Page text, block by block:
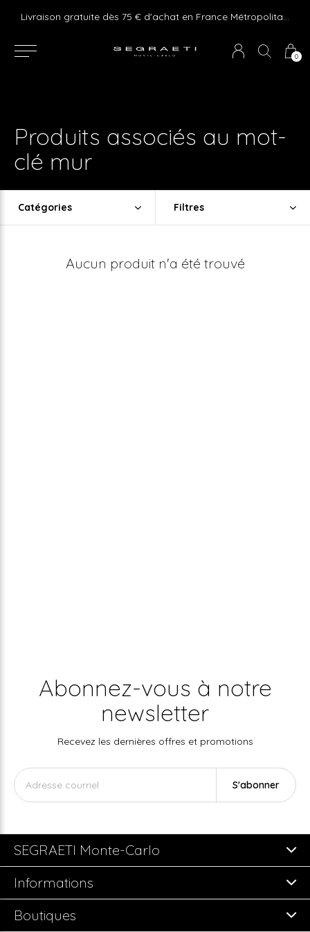
0
Livraison gratuite dès 75 € d'achat en France Métropolitaine et Monaco (hors mobilier)
Produits associés au mot-
clé mur
Catégories Filtres
Aucun produit n'a été trouvé
Abonnez-vous à notre
newsletter
Recevez les dernières offres et promotions
S'abonner
SEGRAETI Monte-Carlo
Informations
Boutiques